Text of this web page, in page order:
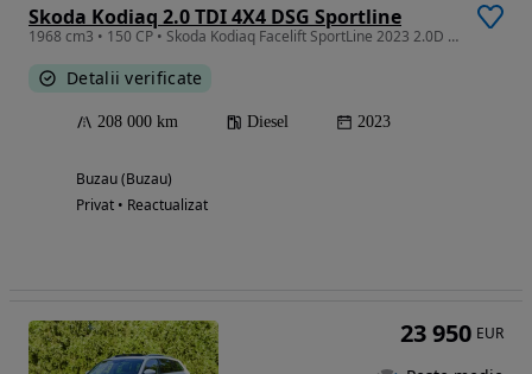
Skoda Kodiaq 2.0 TDI 4X4 DSG Sportline
1968 cm3 • 150 CP • Skoda Kodiaq Facelift SportLine 2023 2.0D Bord Digital/ Distronic ++
Detalii verificate
208 000 km Diesel 2023
Buzau (Buzau)
Privat • Reactualizat
23 950 EUR